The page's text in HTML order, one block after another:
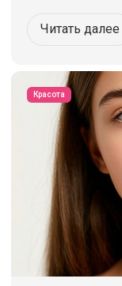
Читать далее
Красота